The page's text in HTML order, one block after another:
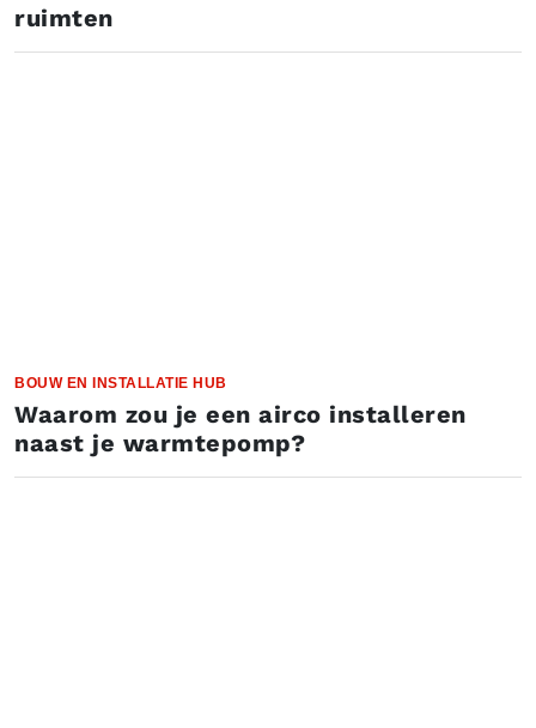
ruimten
BOUW EN INSTALLATIE HUB
Waarom zou je een airco installeren
naast je warmtepomp?